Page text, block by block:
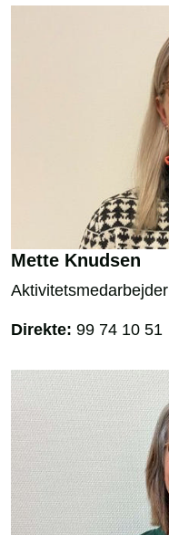
​Mette Knudsen
Aktivitetsmedarbejder
Direkte: 99 74 10 51